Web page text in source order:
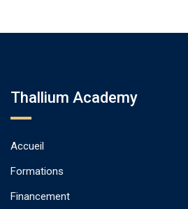
Thallium Academy
Accueil
Formations
Financement